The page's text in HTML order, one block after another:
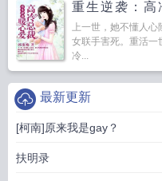
重生逆袭：高
上一世，她不懂人
女联手害死。重活一
冷...
最新更新
[柯南]原来我是gay？
扶明录